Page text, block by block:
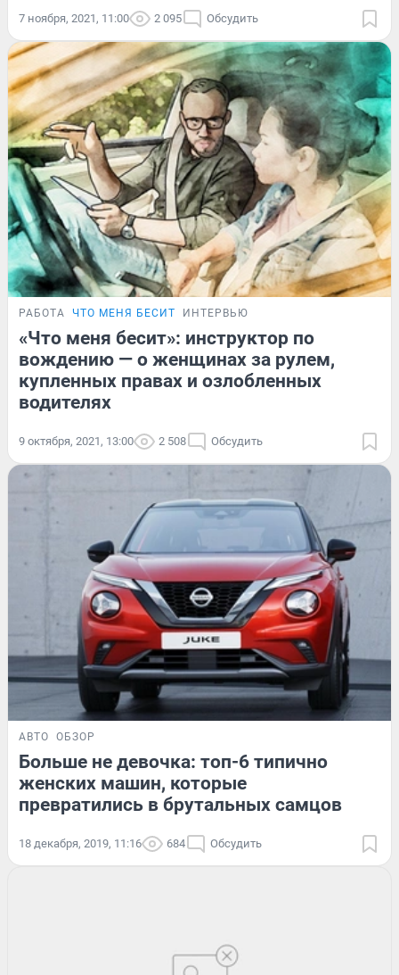
7 ноября, 2021, 11:00 2 095 Обсудить
РАБОТА ЧТО МЕНЯ БЕСИТ ИНТЕРВЬЮ
«Что меня бесит»: инструктор по
вождению — о женщинах за рулем,
купленных правах и озлобленных
водителях
9 октября, 2021, 13:00 2 508 Обсудить
АВТО ОБЗОР
Больше не девочка: топ-6 типично
женских машин, которые
превратились в брутальных самцов
18 декабря, 2019, 11:16 684 Обсудить